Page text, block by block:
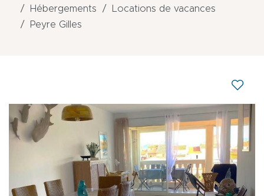
Hébergements
Locations de vacances
Peyre Gilles